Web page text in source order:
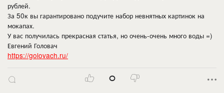
рублей.
За 50к вы гарантировано подучите набор невнятных картинок на
мокапах.
У вас получилась прекрасная статья, но очень-очень много воды =)
Евгений Головач
https://golovach.ru/
0